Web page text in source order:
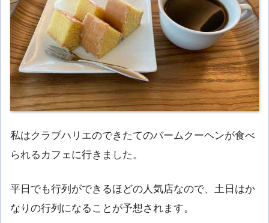
私はクラブハリエのできたてのバームクーヘンが食べ
られるカフェに行きました。
平日でも行列ができるほどの人気店なので、土日はか
なりの行列になることが予想されます。